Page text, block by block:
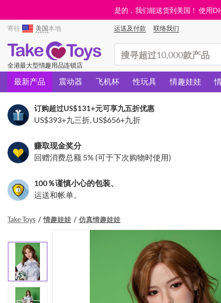
是的，我们能送货到美国！ 使用
寄往 美国本地 运送及付款 联络我们
全港最大型情趣用品连锁店
最新产品 震动器 飞机杯 性玩具 情趣娃娃
订购超过US$131+元可享九五折优惠
US$393+九三折, US$656+九折
赚取现金奖分
回赠消费总额 5% (可于下次购物时使用)
100％谨慎小心的包装、
运送和帐单。
Take Toys 情趣娃娃 仿真情趣娃娃